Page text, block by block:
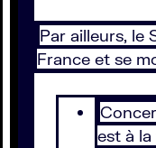
Par ailleurs, le
France et se
est à